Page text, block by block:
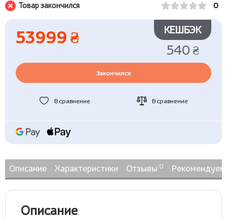
Товар закончился 0
53999 ₴ КЕШБЭК
540 ₴
Закончился
В сравнение В сравнение
Описание Характеристики Отзывы 0
Описание